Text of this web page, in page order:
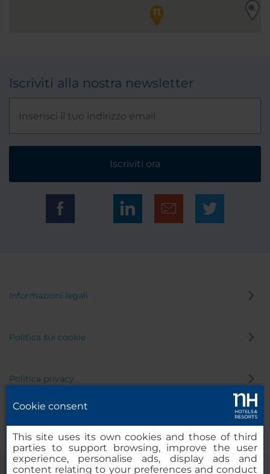
Iscriviti alla nostra newsletter
Iscriviti ora
Informazioni legali
Politica sui cookie
Politica privacy
Cookie consent
This site uses its own cookies and those of third
parties to support browsing, improve the user
experience, personalise ads, display ads and
content relating to your preferences and conduct